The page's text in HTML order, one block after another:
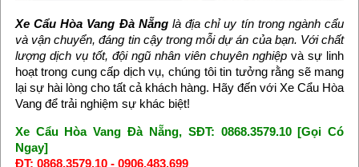
Xe Cẩu Hòa Vang Đà Nẵnglà địa chỉ uy tín trong ngành cẩu
và vận chuyển, đáng tin cậy trong mỗi dự án của bạn. Với chất
lượng dịch vụ tốt, đội ngũ nhân viên chuyên nghiệp và sự linh
hoạt trong cung cấp dịch vụ, chúng tôi tin tưởng rằng sẽ mang
lại sự hài lòng cho tất cả khách hàng. Hãy đến với Xe Cẩu Hòa
Vang để trải nghiệm sự khác biệt!
Xe Cẩu Hòa Vang Đà Nẵng, SĐT: 0868.3579.10 [Gọi Có
Ngay]
ĐT: 0868.3579.10 - 0906.483.699